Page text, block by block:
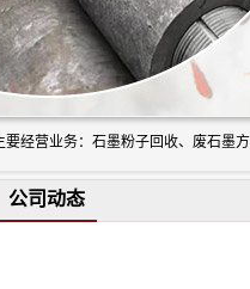
公司动态